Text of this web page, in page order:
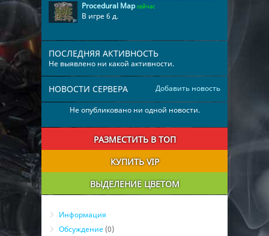
Procedural Map сейчас
В игре 6 д.
ПОСЛЕДНЯЯ АКТИВНОСТЬ
Не выявлено ни какой активности.
Добавить новость
НОВОСТИ СЕРВЕРА
Не опубликовано ни одной новости.
РАЗМЕСТИТЬ В ТОП
КУПИТЬ VIP
ВЫДЕЛЕНИЕ ЦВЕТОМ
Информация
Обсуждение (0)